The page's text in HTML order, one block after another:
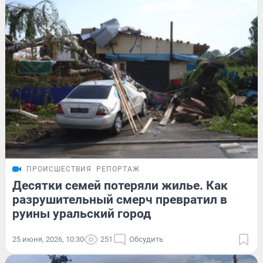
ПРОИСШЕСТВИЯ РЕПОРТАЖ
Десятки семей потеряли жилье. Как
разрушительный смерч превратил в
руины уральский город
25 июня, 2026, 10:30 251 Обсудить